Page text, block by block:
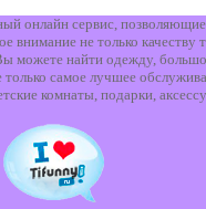
онлайн сервис,
не только качеству
можете найти одежду,
только самое лучшее
комнаты, подарки,